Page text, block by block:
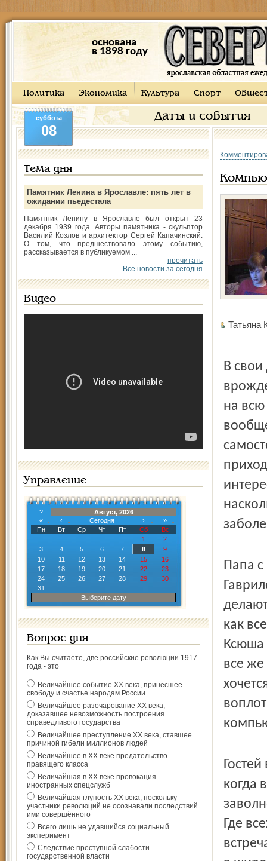
основана
в 1898 году
Политика Экономика Культура Спорт
Даты и события
суббота
08
Тема дня
Памятник Ленина в Ярославле: пять лет в
ожидании пьедестала
Памятник Ленину в Ярославле был открыт 23
декабря 1939 года. Авторы памятника - скульптор
Василий Козлов и архитектор Сергей Капачинский.
О том, что предшествовало этому событию,
рассказывается в публикуемом ...
прочитать
Все новости за сегодня
Видео
Управление
?
Август, 2026
«
‹ Сегодня ›
»
Пн
Вт Ср Чт Пт Сб
Вс
1
2
3
4 5 6 7 8
9
10
11 12 13 14 15
16
17
18 19 20 21 22
23
24
25 26 27 28 29
30
31
Выберите дату
Вопрос дня
Как Вы считаете, две российские революции 1917
года - это
Величайшее событие ХХ века, принёсшее
свободу и счастье народам России
Величайшее разочарование ХХ века,
доказавшее невозможность построения
справедливого государства
Величайшее преступление ХХ века, ставшее
причиной гибели миллионов людей
Величайшее в ХХ веке предательство
правящего класса
Величайшая в ХХ веке провокация
иностранных спецслужб
Величайшая глупость ХХ века, поскольку
участники революций не осознавали последствий
ими совершённого
Всего лишь не удавшийся социальный
эксперимент
Следствие преступной слабости
государственной власти
В свои
на
Папа
как
Ксюша
все же
когда
Где